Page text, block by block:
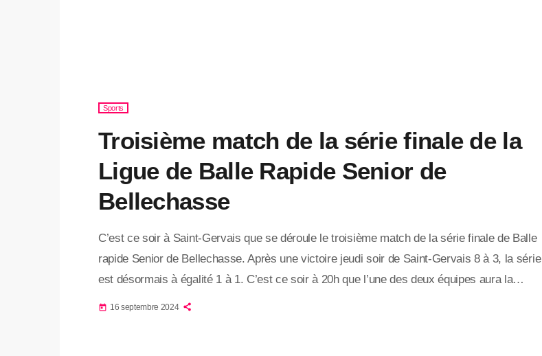
Sports
Troisième match de la série finale de la
Ligue de Balle Rapide Senior de
Bellechasse
C’est ce soir à Saint-Gervais que se déroule le troisième match de la série finale de Balle
rapide Senior de Bellechasse. Après une victoire jeudi soir de Saint-Gervais 8 à 3, la série
est désormais à égalité 1 à 1. C’est ce soir à 20h que l’une des deux équipes aura la
chance de prendre l’avance dans cette finale et ainsi pousser leurs adversaires au bord du
today 16 septembre 2024